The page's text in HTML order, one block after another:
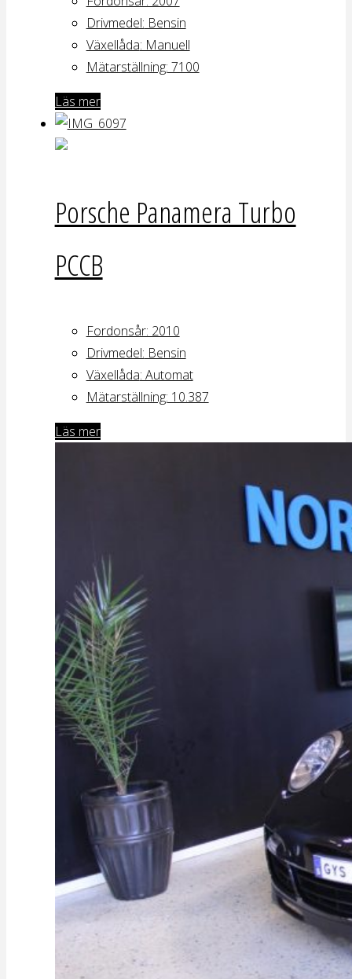
Drivmedel: Bensin
Växellåda: Manuell
Mätarställning: 7100
Läs mer
Porsche Panamera Turbo
PCCB
Fordonsår: 2010
Drivmedel: Bensin
Växellåda: Automat
Mätarställning: 10.387
Läs mer